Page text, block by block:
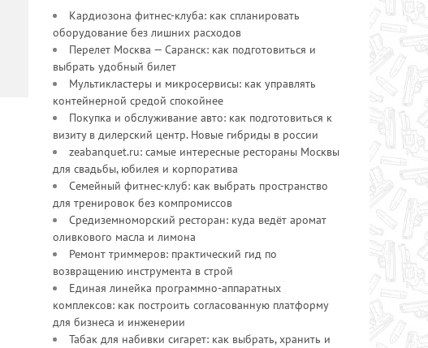
Кардиозона фитнес-клуба: как спланировать
оборудование без лишних расходов
Перелет Москва — Саранск: как подготовиться и
выбрать удобный билет
Мультикластеры и микросервисы: как управлять
контейнерной средой спокойнее
Покупка и обслуживание авто: как подготовиться к
визиту в дилерский центр. Новые гибриды в россии
zeabanquet.ru: самые интересные рестораны Москвы
для свадьбы, юбилея и корпоратива
Семейный фитнес-клуб: как выбрать пространство
для тренировок без компромиссов
Средиземноморский ресторан: куда ведёт аромат
оливкового масла и лимона
Ремонт триммеров: практический гид по
возвращению инструмента в строй
Единая линейка программно-аппаратных
комплексов: как построить согласованную платформу
для бизнеса и инженерии
Табак для набивки сигарет: как выбрать, хранить и